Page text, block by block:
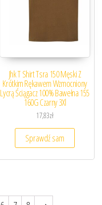
Jhk T Shirt Tsra 150 Męski Z
Krótkim Rękawem Wzmocniony
Lycrą Ściągacz 100% Bawełna 155
160G Czarny 3Xl
17,83zł
Sprawdź sam